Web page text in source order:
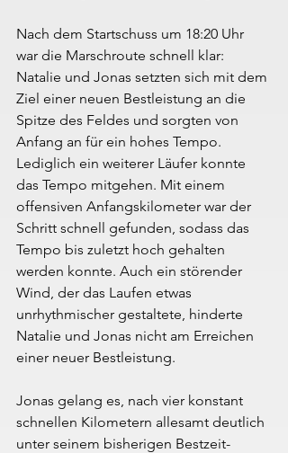
Nach dem Startschuss um 18:20 Uhr
war die Marschroute schnell klar:
Natalie und Jonas setzten sich mit dem
Ziel einer neuen Bestleistung an die
Spitze des Feldes und sorgten von
Anfang an für ein hohes Tempo.
Lediglich ein weiterer Läufer konnte
das Tempo mitgehen. Mit einem
offensiven Anfangskilometer war der
Schritt schnell gefunden, sodass das
Tempo bis zuletzt hoch gehalten
werden konnte. Auch ein störender
Wind, der das Laufen etwas
unrhythmischer gestaltete, hinderte
Natalie und Jonas nicht am Erreichen
einer neuer Bestleistung.
Jonas gelang es, nach vier konstant
schnellen Kilometern allesamt deutlich
unter seinem bisherigen Bestzeit-